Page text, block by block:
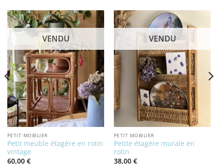
VENDU
PETIT MOBILIER
Petit meuble étagère en rotin
vintage
60,00 €
VENDU
PETIT MOBILIER
Petite étagère murale en
rotin
38,00 €